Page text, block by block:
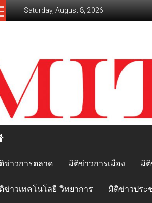
Saturday, August 8, 2026
น
กิจ-
มือง-
ข่าวการตลาด
มิติข่าวการเมือง มิติ
ข่าวเทคโนโลยี-วิทยาการ มิติข่าวประ